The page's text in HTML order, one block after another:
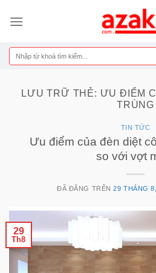
đến
dung
Tìm
kiếm:
LƯU TRỮ THẺ: ƯU ĐIỂM
TRÙNG
TIN TỨC
Ưu điểm của đèn diệt
so với vợt
ĐÃ ĐĂNG TRÊN29 THÁNG
29
Th8